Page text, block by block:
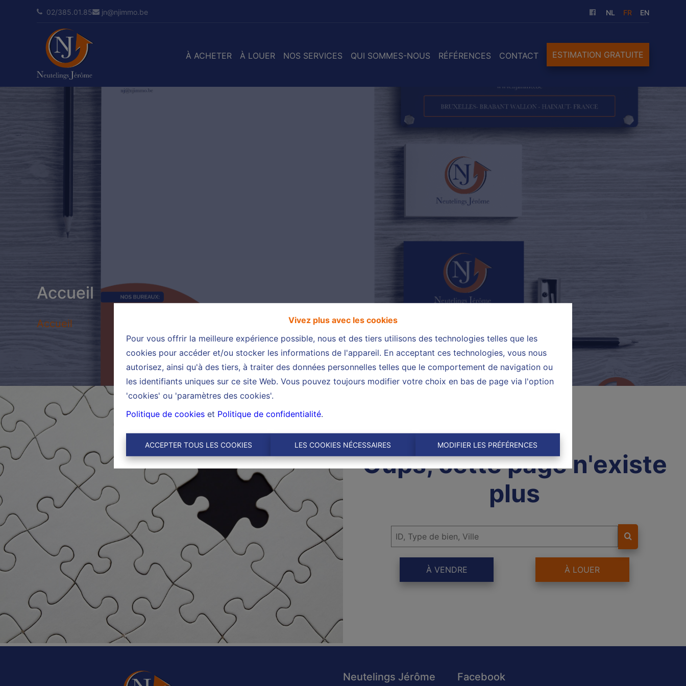
Vivez plus avec les cookies
Pour vous offrir la meilleure expérience possible, nous et des tiers utilisons des technologies telles que les
cookies pour accéder et/ou stocker les informations de l'appareil. En acceptant ces technologies, vous nous
autorisez, ainsi qu'à des tiers, à traiter des données personnelles telles que le comportement de navigation ou
les identifiants uniques sur ce site Web. Vous pouvez toujours modifier votre choix en bas de page via l'option
'cookies' ou 'paramètres des cookies'.
Politique de cookies et Politique de confidentialité.
ACCEPTER TOUS LES COOKIES LES COOKIES NÉCESSAIRES MODIFIER LES PRÉFÉRENCES
02/385.01.85 jn@njimmo.be NL FR EN
À ACHETER À LOUER NOS SERVICES QUI SOMMES-NOUS RÉFÉRENCES CONTACT ESTIMATION GRATUITE
Accueil
Accueil
Oups, cette page n'existe
plus
À VENDRE À LOUER
Neutelings Jérôme Facebook